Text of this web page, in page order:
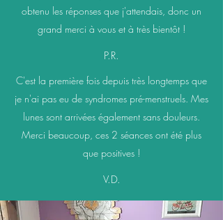
obtenu les réponses que j'attendais, donc un
grand merci à vous et à très bientôt !
P.R.
C'est la première fois depuis très longtemps que
je n'ai pas eu de syndromes pré-menstruels. Mes
lunes sont arrivées également sans douleurs.
Merci beaucoup, ces 2 séances ont été plus
que positives !
V.D.